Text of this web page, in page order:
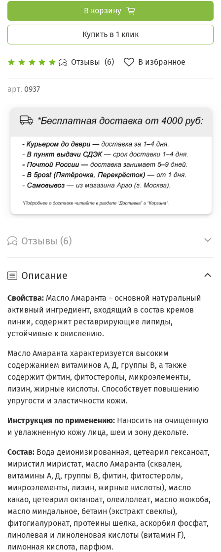
Отзывы (6) В избранное
арт. 0937
В корзину
Купить в 1 клик
Отзывы (6)
Описание
Свойства: Масло Амаранта – основной натуральный
активный ингредиент, входящий в состав кремов
линии, содержит реставрирующие липиды,
устойчивые к окислению.
Масло Амаранта характеризуется высоким
содержанием витаминов А, Д, группы В, а также
содержит фитин, фитостеролы, микроэлементы,
лизин, жирные кислоты. Способствует повышению
упругости и эластичности кожи.
Инструкция по применению: Наносить на очищенную
и увлажненную кожу лица, шеи и зону декольте.
Состав: Вода деионизированная, цетеарил гексаноат,
миристил миристат, масло Амаранта (сквален,
витамины А, Д, группы В, фитин, фитостеролы,
микроэлементы, лизин, жирные кислоты), масло
какао, цетеарил октаноат, олеилолеат, масло жожоба,
масло миндальное, бетаин (экстракт свеклы),
фитогиалуронат, протеины шелка, аскорбил фосфат,
линолевая и линоленовая кислоты (витамин F),
лимонная кислота, парфюм.